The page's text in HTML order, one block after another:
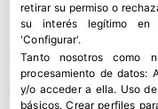
retirar su permiso o
su interés legítimo en
'Configurar'.
Tanto nosotros como
procesamiento de datos:
y/o acceder a ella. Uso
básicos.Crear perfiles